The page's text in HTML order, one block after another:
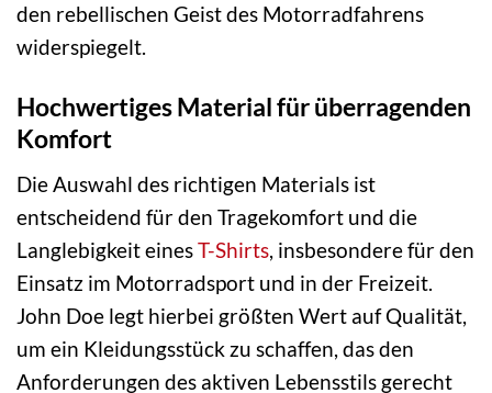
den rebellischen Geist des Motorradfahrens
widerspiegelt.
Hochwertiges Material für überragenden
Komfort
Die Auswahl des richtigen Materials ist
entscheidend für den Tragekomfort und die
Langlebigkeit einesT-Shirts , insbesondere für den
Einsatz im Motorradsport und in der Freizeit.
John Doe legt hierbei größten Wert auf Qualität,
um ein Kleidungsstück zu schaffen, das den
Anforderungen des aktiven Lebensstils gerecht